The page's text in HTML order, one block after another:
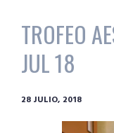
TROFEO
JUL 18
28 JULIO, 2018